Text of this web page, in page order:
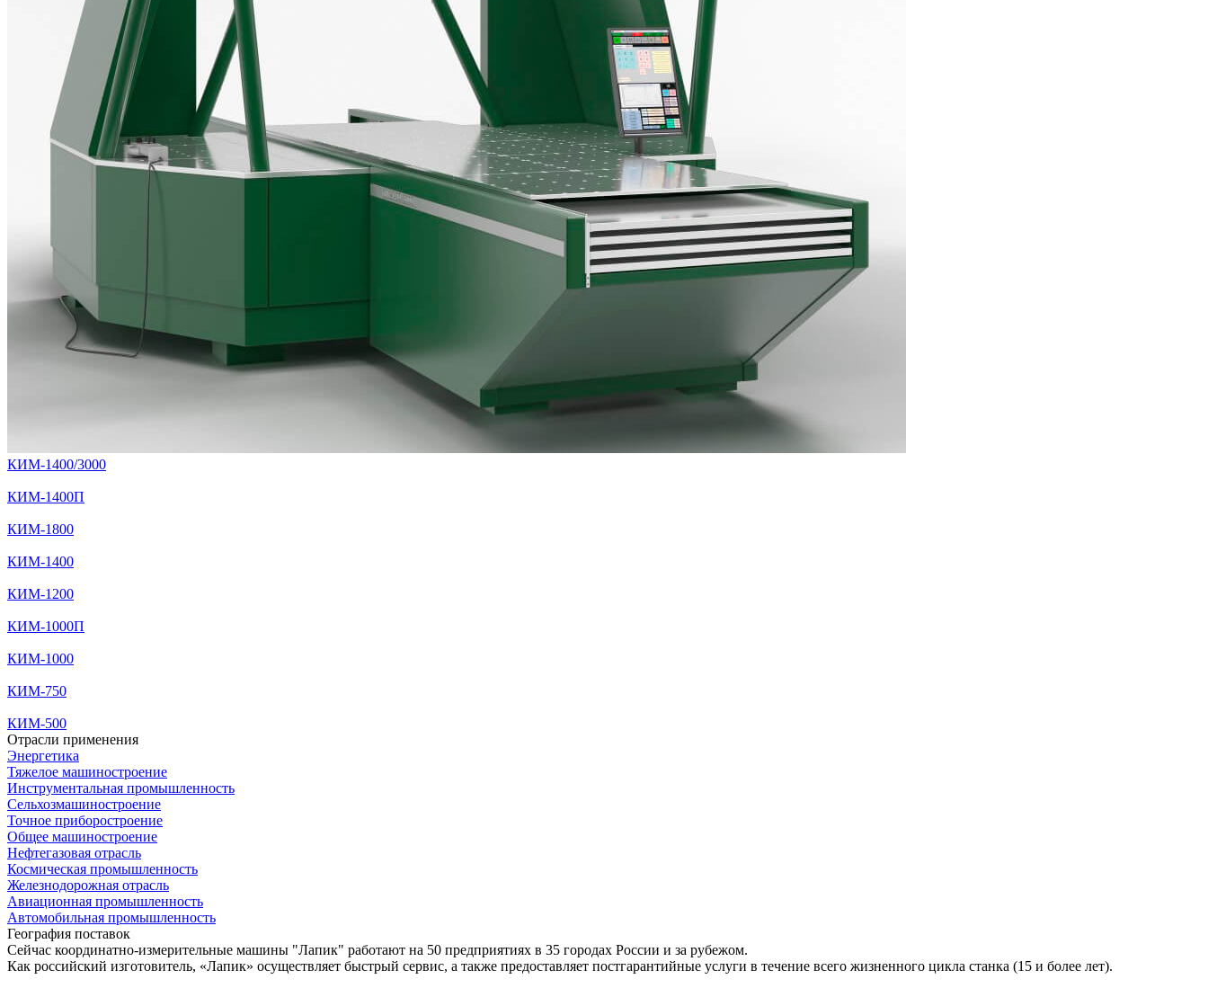
КИМ-1400/3000
КИМ-1400П
КИМ-1800
КИМ-1400
КИМ-1200
КИМ-1000П
КИМ-1000
КИМ-750
КИМ-500
Отрасли применения
Энергетика
Тяжелое машиностроение
Инструментальная промышленность
Сельхозмашиностроение
Точное приборостроение
Общее машиностроение
Нефтегазовая отрасль
Космическая промышленность
Железнодорожная отрасль
Авиационная промышленность
Автомобильная промышленность
География поставок
Сейчас координатно-измерительные машины "Лапик" работают на 50 предприятиях в 35 городах России и за рубежом.
Как российский изготовитель, «Лапик» осуществляет быстрый сервис, а также предоставляет постгарантийные услуги в течение всего жизненного цикла станка (15 и более лет).